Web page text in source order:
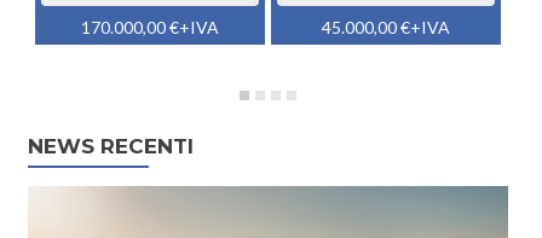
170.000,00€+IVA 45.000,00€+IVA
NEWS RECENTI